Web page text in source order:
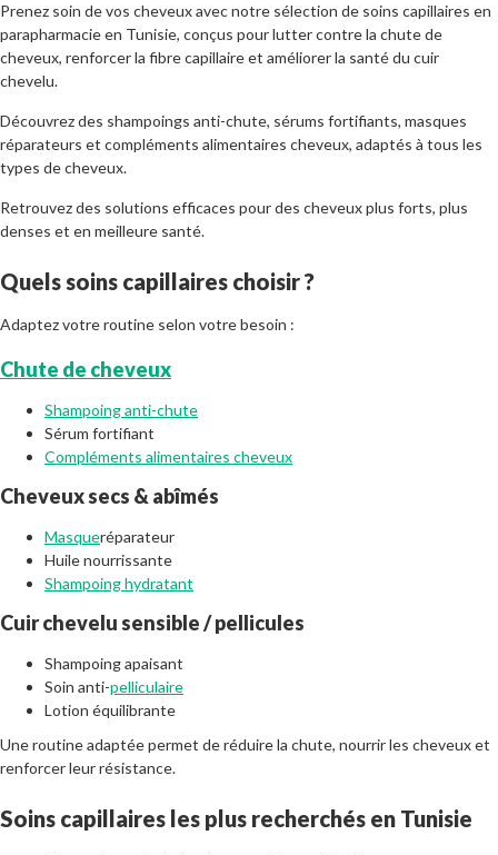
Prenez soin de vos cheveux avec notre sélection de soins capillaires en
parapharmacie en Tunisie, conçus pour lutter contre la chute de
cheveux, renforcer la fibre capillaire et améliorer la santé du cuir
chevelu.
Découvrez des shampoings anti-chute, sérums fortifiants, masques
réparateurs et compléments alimentaires cheveux, adaptés à tous les
types de cheveux.
Retrouvez des solutions efficaces pour des cheveux plus forts, plus
denses et en meilleure santé.
Quels soins capillaires choisir ?
Adaptez votre routine selon votre besoin :
Chute de cheveux
Shampoing anti-chute
Sérum fortifiant
Compléments alimentaires cheveux
Cheveux secs & abîmés
Masqueréparateur
Huile nourrissante
Shampoing hydratant
Cuir chevelu sensible / pellicules
Shampoing apaisant
Soin anti-pelliculaire
Lotion équilibrante
Une routine adaptée permet de réduire la chute, nourrir les cheveux et
renforcer leur résistance.
Soins capillaires les plus recherchés en Tunisie